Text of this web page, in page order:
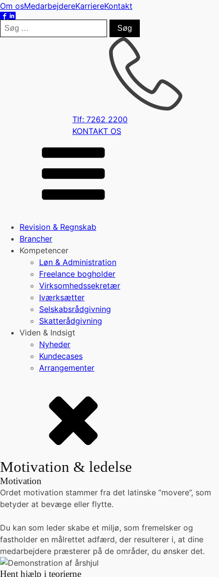
Om osMedarbejdereKarriereKontakt
Søg
efter:
Tlf: 7262 2200
KONTAKT OS
Revision & Regnskab
Brancher
Kompetencer
Løn & Administration
Freelance bogholder
Virksomhedssekretær
Iværksætter
Selskabsrådgivning
Skatterådgivning
Viden & Indsigt
Nyheder
Kundecases
Arrangementer
Motivation & ledelse
Motivation
Ordet motivation stammer fra det latinske ”movere”, som
betyder at bevæge eller flytte.
Du kan som leder skabe et miljø, som fremelsker og
fastholder en målrettet adfærd, der resulterer i, at dine
medarbejdere præsterer på de områder, du ønsker det.
Hent hjælp i teorierne